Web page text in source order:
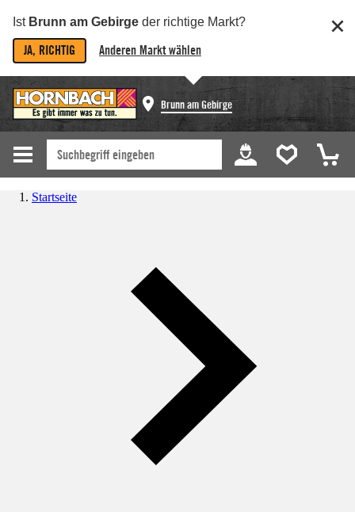
Ist Brunn am Gebirge der richtige Markt?
JA, RICHTIG Anderen Markt wählen
Brunn am Gebirge
Startseite